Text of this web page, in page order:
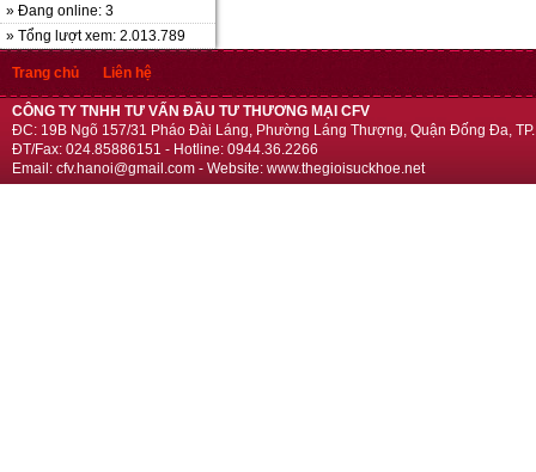
» Đang online: 3
» Tổng lượt xem: 2.013.789
Trang chủ Liên hệ
CÔNG TY TNHH TƯ VẤN ĐẦU TƯ THƯƠNG MẠI CFV
ĐC: 19B Ngõ 157/31 Pháo Đài Láng, Phường Láng Thượng, Quận Đống Đa,
ĐT/Fax: 024.85886151 - Hotline: 0944.36.2266
Email: cfv.hanoi@gmail.com - Website: www.thegioisuckhoe.net